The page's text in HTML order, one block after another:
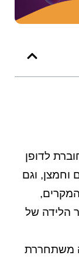
לדופן
וחמצן, וגם
הלידה של
משתחררת